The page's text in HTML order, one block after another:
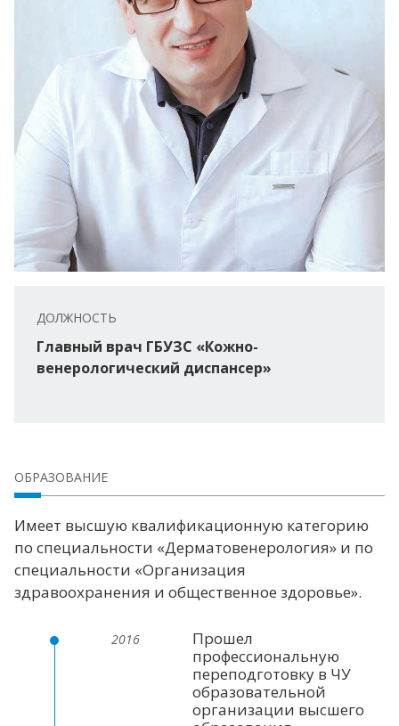
ДОЛЖНОСТЬ
Главный врач ГБУЗС «Кожно-
венерологический диспансер»
ОБРАЗОВАНИЕ
Имеет высшую квалификационную категорию
по специальности «Дерматовенерология» и по
специальности «Организация
здравоохранения и общественное здоровье».
2016
Прошел
профессиональную
переподготовку в ЧУ
образовательной
организации высшего